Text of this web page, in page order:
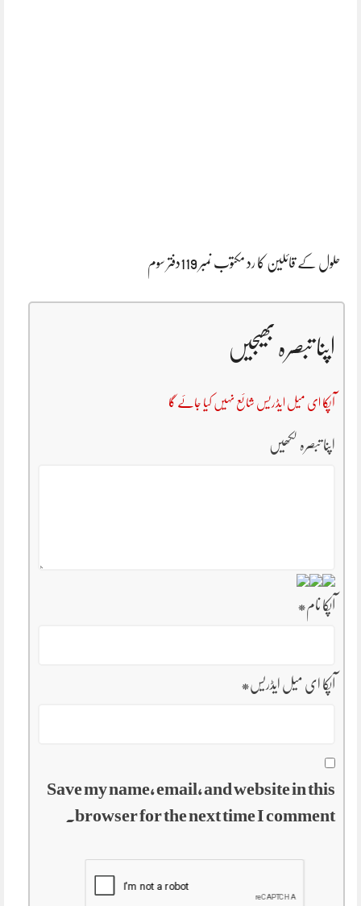
حلول کے قائلین کا رد مکتوب نمبر 119دفتر سوم
اپنا تبصرہ بھیجیں
آپکا ای میل ایڈریس شائع نہیں کیا جائے گا
اپنا تبصرہ لکھیں
آپکا نام*
آپکا ای میل ایڈریس*
Save my name, email, and website in this
browser for the next time I comment.